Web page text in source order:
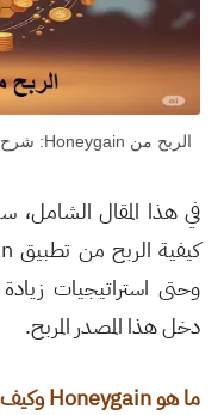
الربح من Honeygain: شرح تفصيلي لتحقيق دخل سلبي من الإنترنت
في هذا المقال الشامل،
وحتى استراتيجيات
دخل هذا المصدر المربح.
ما هوHoneygain